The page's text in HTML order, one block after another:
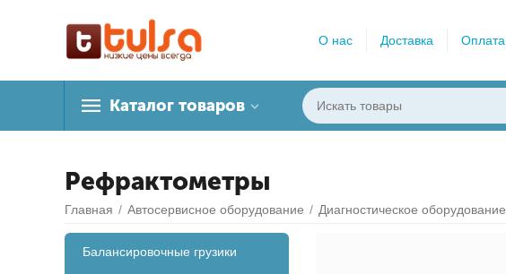
О нас Доставка Оплата
Каталог товаров
Рефрактометры
Главная / Автосервисное оборудование / Диагностическое оборудование
Балансировочные грузики